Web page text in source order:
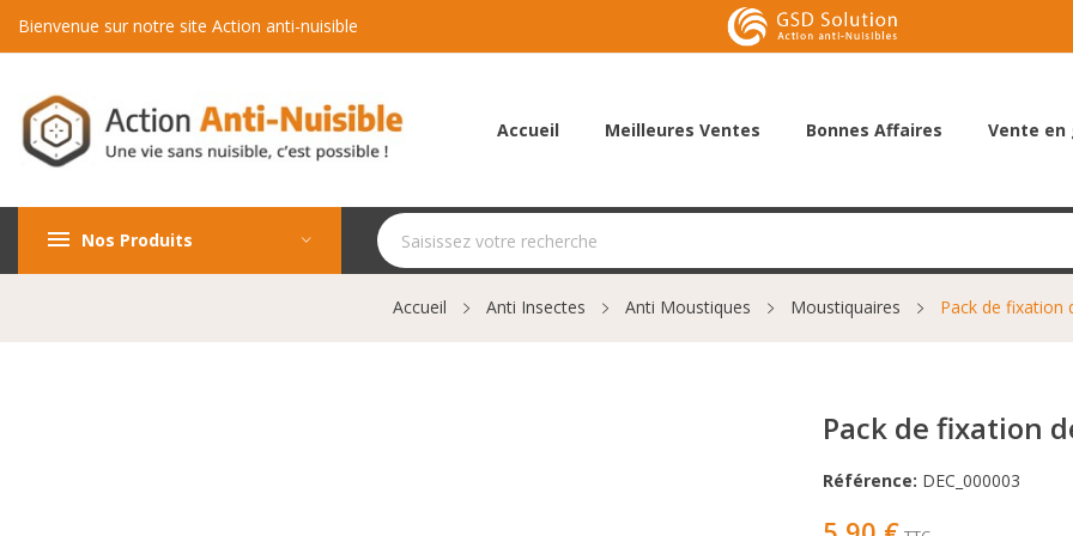
Bienvenue sur notre site Action anti-nuisible
Accueil Meilleures Ventes Bonnes Affaires Vente en
Nos Produits
Accueil Anti Insectes Anti Moustiques Moustiquaires Pack de fixation
Pack de fixation
Référence: DEC_000003